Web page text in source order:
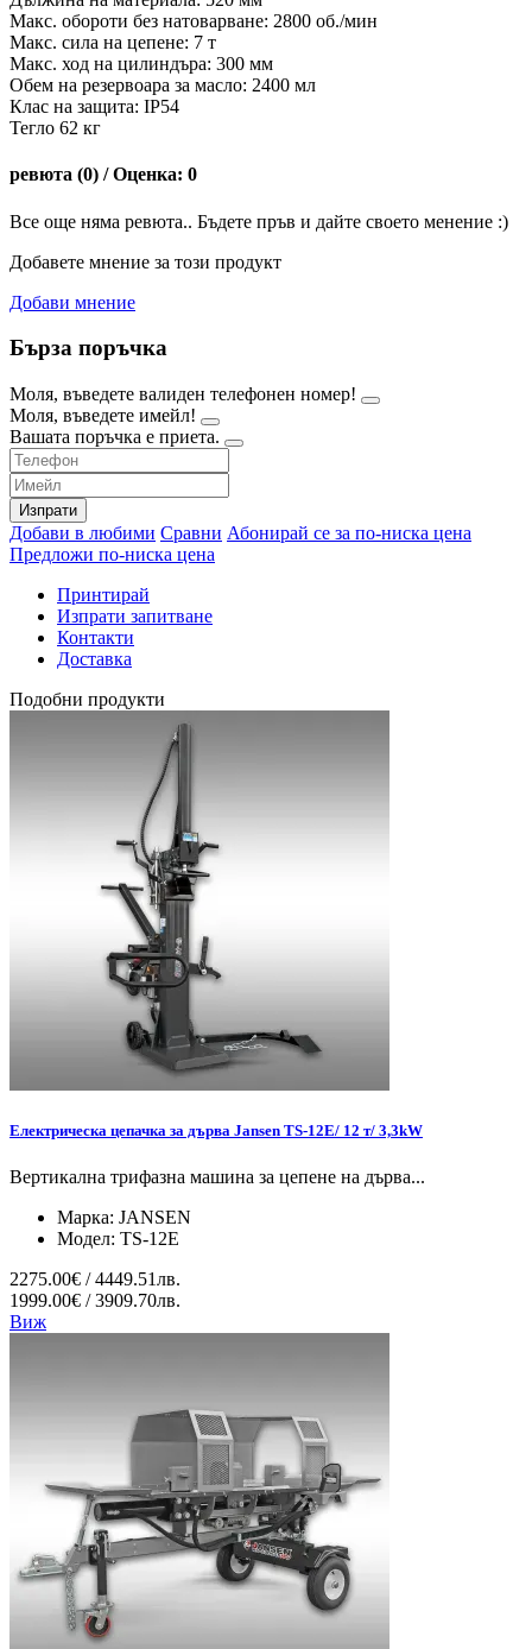
Макс. обороти без натоварване: 2800 об./мин
Макс. сила на цепене: 7 т
Макс. ход на цилиндъра: 300 мм
Обем на резервоара за масло: 2400 мл
Клас на защита: IP54
Тегло 62 кг
ревюта (0) / Оценка: 0
Все още няма ревюта.. Бъдете пръв и дайте своето менение :)
Добавете мнение за този продукт
Добави мнение
Бърза поръчка
Моля, въведете валиден телефонен номер!
Моля, въведете имейл!
Вашата поръчка е приета.
Изпрати
Добави в любими Сравни Абонирай се за по-ниска цена
Предложи по-ниска цена
Принтирай
Изпрати запитване
Контакти
Доставка
Подобни продукти
Електрическа цепачка за дърва Jansen TS-12E/ 12 т/ 3,3kW
Вертикална трифазна машина за цепене на дърва...
Марка: JANSEN
Модел: TS-12E
2275.00€ / 4449.51лв.
1999.00€ / 3909.70лв.
Виж